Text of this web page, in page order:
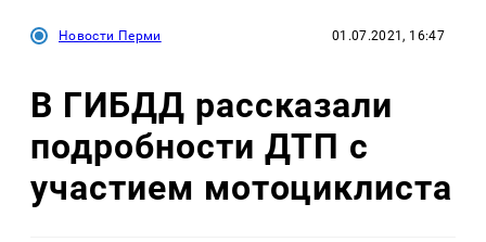
Новости Перми 01.07.2021, 16:47
В ГИБДД рассказали
подробности ДТП с
участием мотоциклиста